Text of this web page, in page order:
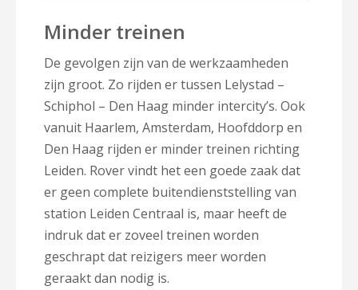
Minder treinen
De gevolgen zijn van de werkzaamheden
zijn groot. Zo rijden er tussen Lelystad –
Schiphol – Den Haag minder intercity’s. Ook
vanuit Haarlem, Amsterdam, Hoofddorp en
Den Haag rijden er minder treinen richting
Leiden. Rover vindt het een goede zaak dat
er geen complete buitendienststelling van
station Leiden Centraal is, maar heeft de
indruk dat er zoveel treinen worden
geschrapt dat reizigers meer worden
geraakt dan nodig is.